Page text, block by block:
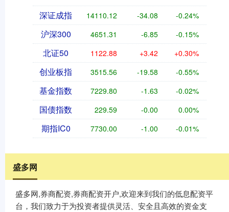
深证成指 14110.12 -34.08 -0.24%
沪深300 4651.31 -6.85 -0.15%
北证50 1122.88 +3.42 +0.30%
创业板指 3515.56 -19.58 -0.55%
基金指数 7229.80 -1.63 -0.02%
国债指数 229.59 -0.00 0.00%
期指IC0 7730.00 -1.00 -0.01%
盛多网
盛多网,券商配资,券商配资开户,欢迎来到我们的低息配资平
台，我们致力于为投资者提供灵活、安全且高效的资金支